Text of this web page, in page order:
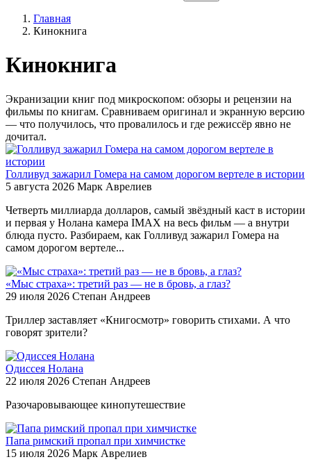
Главная
Кинокнига
Кинокнига
Экранизации книг под микроскопом: обзоры и рецензии на
фильмы по книгам. Сравниваем оригинал и экранную версию
— что получилось, что провалилось и где режиссёр явно не
дочитал.
Голливуд зажарил Гомера на самом дорогом вертеле в истории
5 августа 2026 Марк Аврелиев
Четверть миллиарда долларов, самый звёздный каст в истории
и первая у Нолана камера IMAX на весь фильм — а внутри
блюда пусто. Разбираем, как Голливуд зажарил Гомера на
самом дорогом вертеле...
«Мыс страха»: третий раз — не в бровь, а глаз?
29 июля 2026 Степан Андреев
Триллер заставляет «Книгосмотр» говорить стихами. А что
говорят зрители?
Одиссея Нолана
22 июля 2026 Степан Андреев
Разочаровывающее кинопутешествие
Папа римский пропал при химчистке
15 июля 2026 Марк Аврелиев